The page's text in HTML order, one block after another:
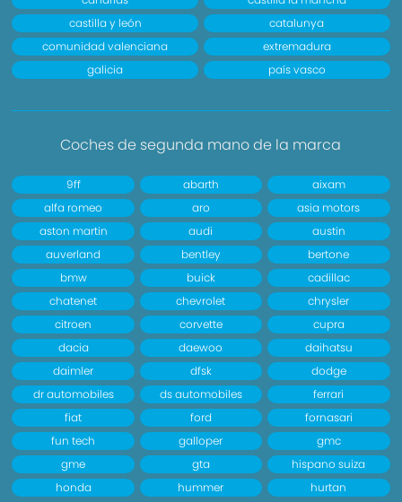
castilla y león
catalunya
comunidad valenciana
extremadura
galicia
país vasco
Coches de segunda mano de la marca
9ff abarth
aixam
alfa romeo
aro
asia motors
aston martin
audi
austin
auverland
bentley
bertone
bmw
buick
cadillac
chatenet
chevrolet
chrysler
citroen
corvette
cupra
dacia
daewoo
daihatsu
daimler
dfsk
dodge
dr automobiles
ds automobiles
ferrari
fiat
ford
fornasari
fun tech
galloper
gmc
gme
gta
hispano suiza
honda
hummer
hurtan